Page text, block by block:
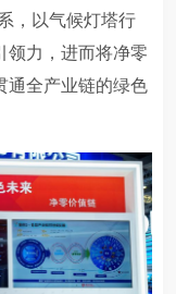
，以气候灯塔行
领力，进而将净零
通全产业链的绿色